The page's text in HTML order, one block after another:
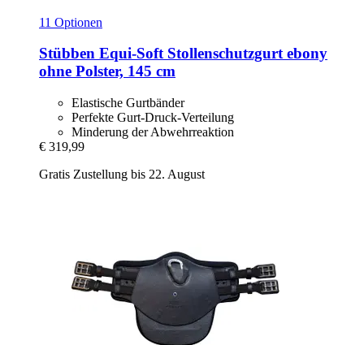
11 Optionen
Stübben Equi-​Soft Stollenschutzgurt ebony
ohne Polster, 145 cm
Elastische Gurtbänder
Perfekte Gurt-Druck-Verteilung
Minderung der Abwehrreaktion
€ 319,99
Gratis Zustellung bis 22. August